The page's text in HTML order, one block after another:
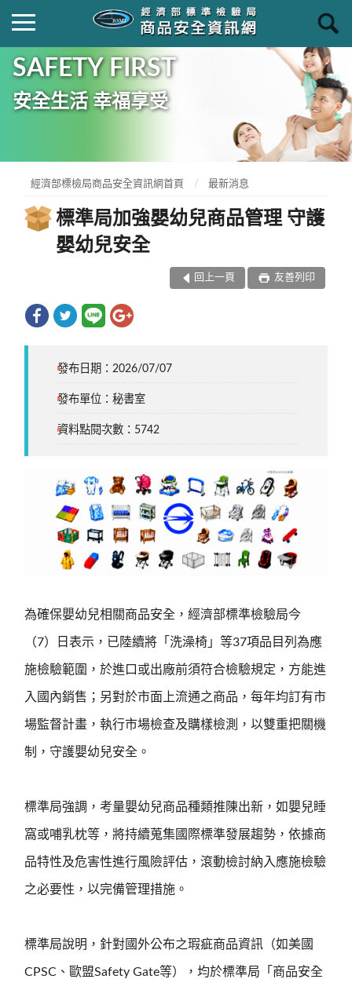
SAFETY FIRST
安全生活 幸福享受
經濟部標檢局商品安全資訊網首頁 最新消息
標準局加強嬰幼兒商品管理 守護
嬰幼兒安全
回上一頁 友善列印
發布日期：2026/07/07
發布單位：秘書室
資料點閱次數：5742
為確保嬰幼兒相關商品安全，經濟部標準檢驗局今
（7）日表示，已陸續將「洗澡椅」等37項品目列為應
施檢驗範圍，於進口或出廠前須符合檢驗規定，方能進
入國內銷售；另對於市面上流通之商品，每年均訂有市
場監督計畫，執行市場檢查及購樣檢測，以雙重把關機
制，守護嬰幼兒安全。
標準局強調，考量嬰幼兒商品種類推陳出新，如嬰兒睡
窩或哺乳枕等，將持續蒐集國際標準發展趨勢，依據商
品特性及危害性進行風險評估，滾動檢討納入應施檢驗
之必要性，以完備管理措施。
標準局說明，針對國外公布之瑕疵商品資訊（如美國
CPSC、歐盟Safety Gate等），均於標準局「商品安全